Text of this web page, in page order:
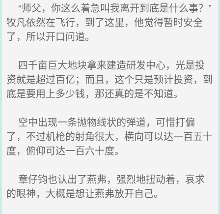
“师父，你这么着急叫我离开到底是什么事？”
牧凡依然在飞行，到了这里，他觉得暂时安全
了，所以开口问道。
四千亩巨大地块拿来建造研发中心，光是投
资就是超过百亿；而且，这个只是预计投资，到
底是要用上多少钱，那还真的是不知道。
空中出现一条抛物线状的弹道，可惜打偏
了，不过机枪的射角很大，横向可以达一百五十
度，俯仰可达一百六十度。
章仔钧也认出了燕弗，强烈地扭动着，哀求
的眼神，大概是想让燕弗放开自己。